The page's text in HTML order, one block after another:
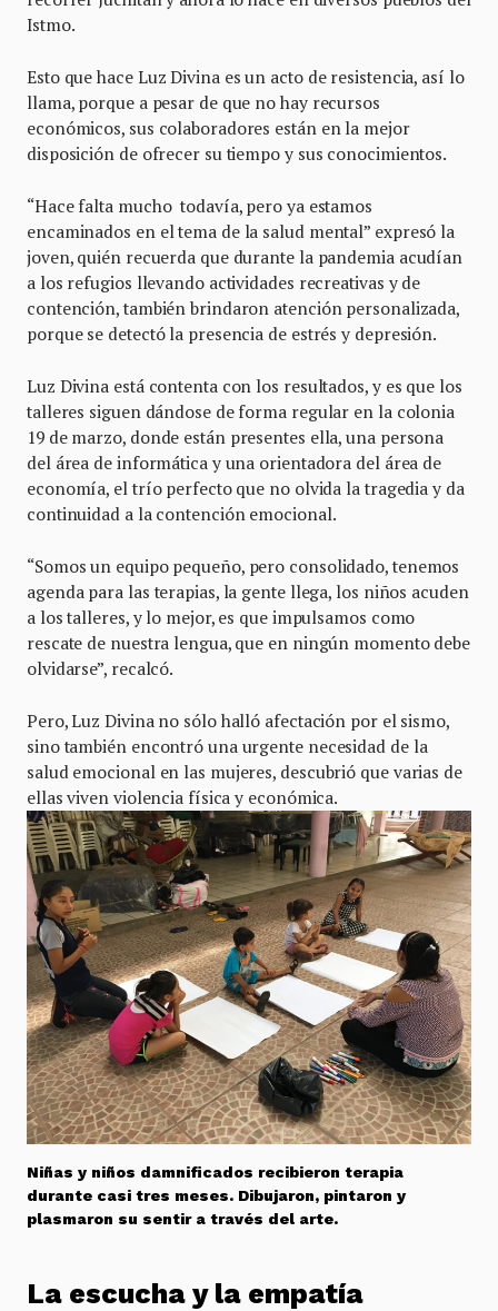
Istmo.
Esto que hace Luz Divina es un acto de resistencia, así lo
llama, porque a pesar de que no hay recursos
económicos, sus colaboradores están en la mejor
disposición de ofrecer su tiempo y sus conocimientos.
“Hace falta mucho todavía, pero ya estamos
encaminados en el tema de la salud mental” expresó la
joven, quién recuerda que durante la pandemia acudían
a los refugios llevando actividades recreativas y de
contención, también brindaron atención personalizada,
porque se detectó la presencia de estrés y depresión.
Luz Divina está contenta con los resultados, y es que los
talleres siguen dándose de forma regular en la colonia
19 de marzo, donde están presentes ella, una persona
del área de informática y una orientadora del área de
economía, el trío perfecto que no olvida la tragedia y da
continuidad a la contención emocional.
“Somos un equipo pequeño, pero consolidado, tenemos
agenda para las terapias, la gente llega, los niños acuden
a los talleres, y lo mejor, es que impulsamos como
rescate de nuestra lengua, que en ningún momento debe
olvidarse”, recalcó.
Pero, Luz Divina no sólo halló afectación por el sismo,
sino también encontró una urgente necesidad de la
salud emocional en las mujeres, descubrió que varias de
ellas viven violencia física y económica.
Niñas y niños damnificados recibieron terapia
durante casi tres meses. Dibujaron, pintaron y
plasmaron su sentir a través del arte.
La escucha y la empatía